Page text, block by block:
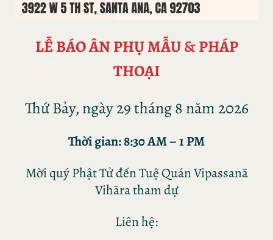
LỄ BÁO ÂN PHỤ MẪU & PHÁP
THOẠI
Thứ Bảy, ngày 29 tháng 8 năm 2026
Thời gian: 8:30 AM – 1 PM
Mời quý Phật Tử đến Tuệ Quán Vipassanā
Vihāra tham dự
Liên hệ: